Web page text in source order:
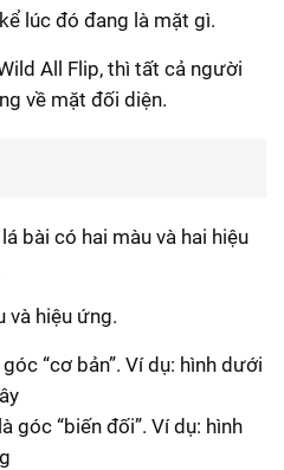
lúc đó đang là mặt gì.
All Flip, thì tất cả người
về mặt đối diện.
bài có hai màu và hai hiệu
và hiệu ứng.
“cơ bản”. Ví dụ: hình dưới
góc “biến đối”. Ví dụ: hình